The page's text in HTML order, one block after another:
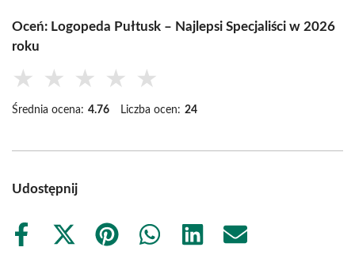
Oceń: Logopeda Pułtusk – Najlepsi Specjaliści w 2026
roku
★ ★ ★ ★ ★
Średnia ocena: 4.76 Liczba ocen: 24
Udostępnij
Share
Share
Share
Share
Share
Share